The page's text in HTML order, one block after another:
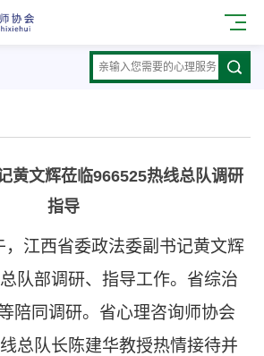
黄文辉莅临966525热线总队调研
指导
江西省委政法委副书记黄文辉
队部调研、指导工作。省综治
陪同调研。省心理咨询师协会
总队长陈建华教授热情接待并